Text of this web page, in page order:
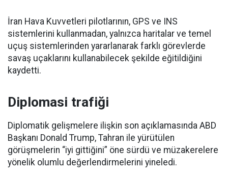
İran Hava Kuvvetleri pilotlarının, GPS ve INS
sistemlerini kullanmadan, yalnızca haritalar ve temel
uçuş sistemlerinden yararlanarak farklı görevlerde
savaş uçaklarını kullanabilecek şekilde eğitildiğini
kaydetti.
Diplomasi trafiği
Diplomatik gelişmelere ilişkin son açıklamasında ABD
Başkanı Donald Trump, Tahran ile yürütülen
görüşmelerin “iyi gittiğini” öne sürdü ve müzakerelere
yönelik olumlu değerlendirmelerini yineledi.